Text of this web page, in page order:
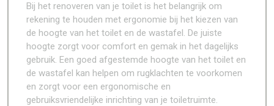
Bij het renoveren van je toilet is het belangrijk om
rekening te houden met ergonomie bij het kiezen van
de hoogte van het toilet en de wastafel. De juiste
hoogte zorgt voor comfort en gemak in het dagelijks
gebruik. Een goed afgestemde hoogte van het toilet en
de wastafel kan helpen om rugklachten te voorkomen
en zorgt voor een ergonomische en
gebruiksvriendelijke inrichting van je toiletruimte.